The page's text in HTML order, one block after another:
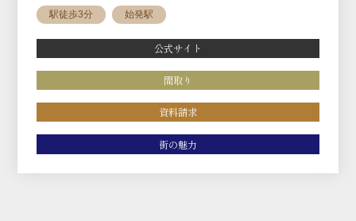
駅徒歩3分 始発駅
公式サイト
間取り
資料請求
街の魅力